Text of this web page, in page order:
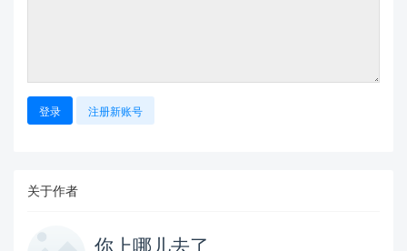
登录 注册新账号
关于作者
你上哪儿去了